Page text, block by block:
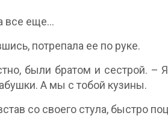
все еще...
потрепала ее по руке.
были братом и сестрой. –
А мы с тобой кузины.
со своего стула, быстро